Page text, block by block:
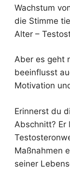
Wachstum
die Stimme
Alter –
Aber es geht
beeinflusst
Motivation
Erinnerst du
Abschnitt? Er
Maßnahmen
seiner